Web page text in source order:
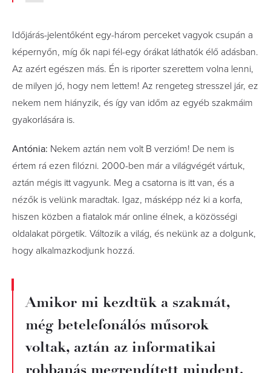
Időjárás-jelentőként egy-három perceket vagyok csupán a
képernyőn, míg ők napi fél-egy órákat láthatók élő adásban.
Az azért egészen más. Én is riporter szerettem volna lenni,
de milyen jó, hogy nem lettem! Az rengeteg stresszel jár, ez
nekem nem hiányzik, és így van időm az egyéb szakmáim
gyakorlására is.
Antónia: Nekem aztán nem volt B verzióm! De nem is
értem rá ezen filózni. 2000-ben már a világvégét vártuk,
aztán mégis itt vagyunk. Meg a csatorna is itt van, és a
nézők is velünk maradtak. Igaz, másképp néz ki a korfa,
hiszen közben a fiatalok már online élnek, a közösségi
oldalakat pörgetik. Változik a világ, és nekünk az a dolgunk,
hogy alkalmazkodjunk hozzá.
Amikor mi kezdtük a szakmát,
még betelefonálós műsorok
voltak, aztán az informatikai
robbanás megrendített mindent,